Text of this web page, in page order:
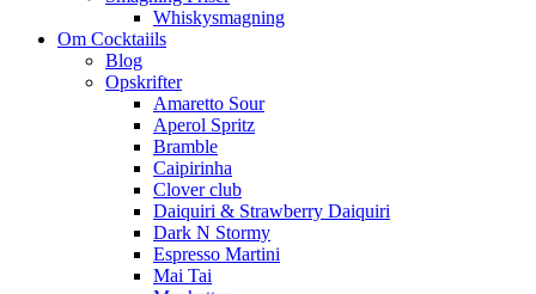
Whiskysmagning
Om Cocktaiils
Blog
Opskrifter
Amaretto Sour
Aperol Spritz
Bramble
Caipirinha
Clover club
Daiquiri & Strawberry Daiquiri
Dark N Stormy
Espresso Martini
Mai Tai